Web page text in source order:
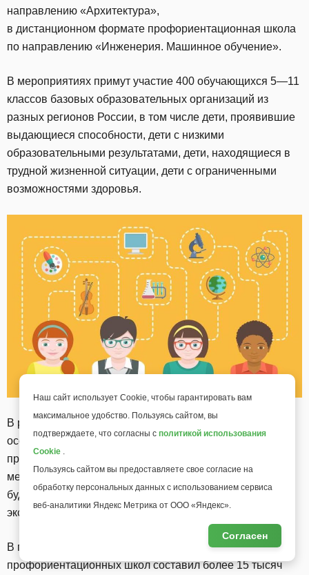
направлению «Архитектура»,
в дистанционном формате профориентационная школа
по направлению «Инженерия. Машинное обучение».
В мероприятиях примут участие 400 обучающихся 5—11
классов базовых образовательных организаций из
разных регионов России, в том числе дети, проявившие
выдающиеся способности, дети с низкими
образовательными результатами, дети, находящиеся в
трудной жизненной ситуации, дети с ограниченными
возможностями здоровья.
В рамках профориентационных школ ребята узнают об
особенностях работы по выбранным направлениям,
примут участие в мастер-классах и других обучающих
мероприятиях, под руководством опытных экспертов
будут осуществлять проектную деятельность, посетят
экскурсии на ведущие отраслевые предприятия.
В период летних каникул охват обучающихся
профориентационных школ составил более 15 тысяч
Наш сайт использует Cookie, чтобы гарантировать вам
максимальное удобство. Пользуясь сайтом, вы
подтверждаете, что согласны с политикой использования
Cookie .
Пользуясь сайтом вы предоставляете свое согласие на
обработку персональных данных с использованием сервиса
веб-аналитики Яндекс Метрика от ООО «Яндекс».
Согласен